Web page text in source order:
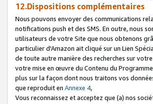
12.Dispositions complémentaires
Nous pouvons envoyer des communications
notifications push et des SMS. En outre, nous
utilisateurs de votre Site que nous obtenons
particulier d'Amazon ait cliqué sur un Lien
de toute autre manière des recherches sur
votre mise en œuvre du Contenu du
plus sur la façon dont nous traitons vos
que reproduit en Annexe 4,
Vous reconnaissez et acceptez que (a) nos